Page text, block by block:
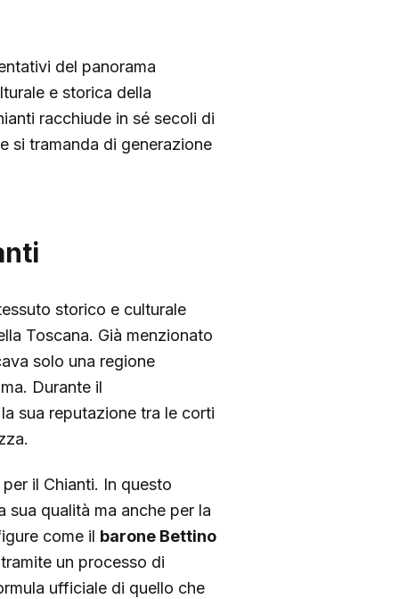
del panorama
e storica della
racchiude in sé secoli di
si tramanda di generazione
storico e culturale
Toscana. Già menzionato
solo una regione
Durante il
sua reputazione tra le corti
il Chianti. In questo
qualità ma anche per la
come il barone Bettino
un processo di
ufficiale di quello che